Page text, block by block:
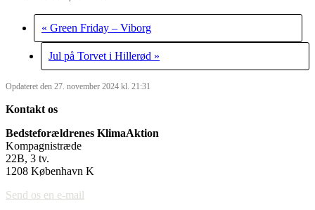
« Green Friday – Viborg
Jul på Torvet i Hillerød »
Opdateret den 27. november 2024 kl. 21:31
Kontakt os
Bedsteforældrenes KlimaAktion
Kompagnistræde
22B, 3 tv.
1208 København K
Send os en e-mail